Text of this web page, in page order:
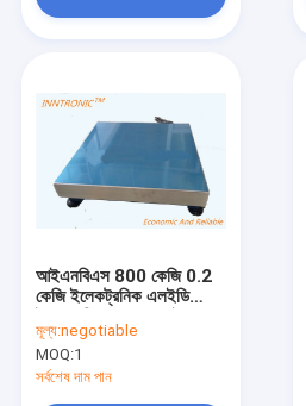
আইএনবিএস 800 কেজি 0.2
কেজি ইলেকট্রনিক এলইডি
বেঞ্চ ওজন প্ল্যাটফর্ম স্কেল আইপি
65 এসি 220 ভি / 50Hz
মূল্য:negotiable
MOQ:1
সর্বশেষ দাম পান